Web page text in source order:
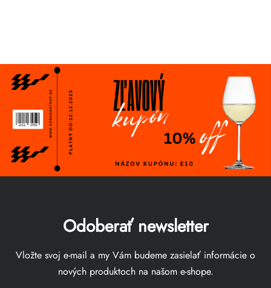
Odoberať newsletter
Vložte svoj e-mail a my Vám budeme zasielať informácie o
nových produktoch na našom e-shope.